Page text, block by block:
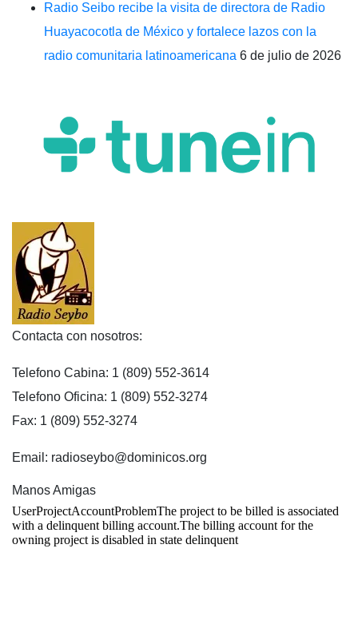
Radio Seibo recibe la visita de directora de Radio
Huayacocotla de México y fortalece lazos con la
radio comunitaria latinoamericana 6 de julio de 2026
Contacta con nosotros:
Telefono Cabina: 1 (809) 552-3614
Telefono Oficina: 1 (809) 552-3274
Fax: 1 (809) 552-3274
Email: radioseybo@dominicos.org
Manos Amigas